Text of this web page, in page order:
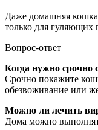
Даже домашняя кошка
только для гуляющих
Вопрос-ответ
Когда нужно срочно
Срочно покажите
обезвоживание или
Можно ли лечить
Дома можно